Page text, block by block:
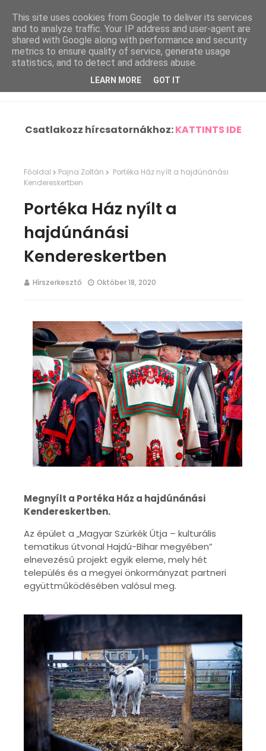
Csatlakozz hírcsatornákhoz:KATTINTS IDE
Főoldal Pajna Zoltán
Portéka Ház nyílt a hajdúnánási
Kendereskertben
Portéka Ház nyílt a
hajdúnánási
Kendereskertben
Hírszerkesztő Október 18, 2020
Megnyílt a Portéka Ház a hajdúnánási
Kendereskertben.
Az épület a „Magyar Szürkék Útja – kulturális
tematikus útvonal Hajdú-Bihar megyében”
elnevezésű projekt egyik eleme, mely hét
település és a megyei önkormányzat partneri
együttműködésében valósul meg.
This site uses cookies from Google to deliver its services
and to analyze traffic. Your IP address and user-agent are
shared with Google along with performance and security
metrics to ensure quality of service, generate usage
statistics, and to detect and address abuse.
LEARN MORE GOT IT